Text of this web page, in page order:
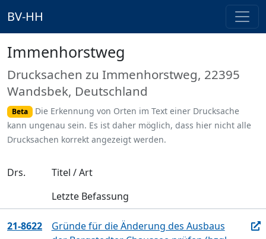
BV-HH
Immenhorstweg
Drucksachen zu Immenhorstweg, 22395
Wandsbek, Deutschland
Beta
Die Erkennung von Orten im Text einer Drucksache
kann ungenau sein. Es ist daher möglich, dass hier nicht alle
Drucksachen korrekt angezeigt werden.
Drs.
Titel / Art
Letzte Befassung
21-8622
Gründe für die Änderung des Ausbaus